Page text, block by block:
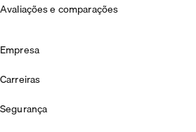
Avaliações e comparações
Empresa
Carreiras
Segurança